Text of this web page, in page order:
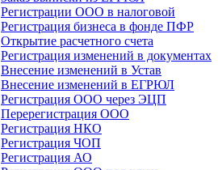
Регистрации ООО в налоговой
Регистрация бизнеса в фонде ПФР
Открытие расчетного счета
Регистрация изменений в документах
Внесение изменений в Устав
Внесение изменений в ЕГРЮЛ
Регистрация ООО через ЭЦП
Перерегистрация ООО
Регистрация НКО
Регистрация ЧОП
Регистрация АО